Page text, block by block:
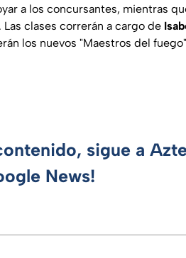
a los concursantes, mientras
. Las clases correrán a cargo de
los nuevos "Maestros del
sigue a
News!